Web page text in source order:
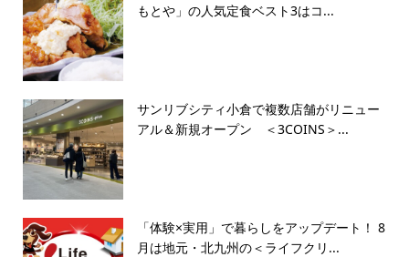
もとや」の人気定食ベスト3はコ...
サンリブシティ小倉で複数店舗がリニュー
アル＆新規オープン ＜3COINS＞...
「体験×実用」で暮らしをアップデート！ 8
月は地元・北九州の＜ライフクリ...